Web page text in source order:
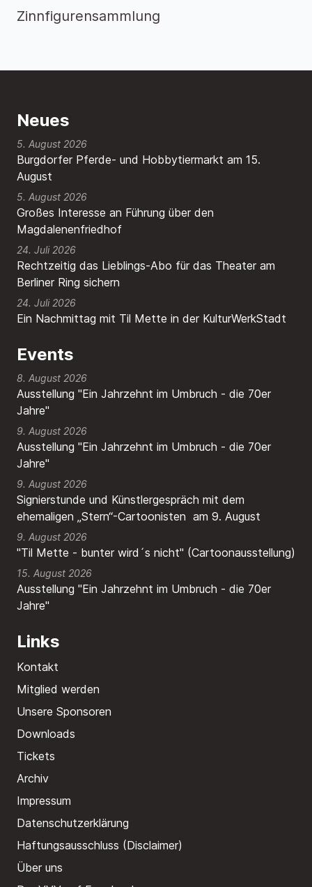
Zinnfigurensammlung
Neues
Burgdorfer Pferde- und Hobbytiermarkt am 15.
August
5. August 2026
Großes Interesse an Führung über den
Magdalenenfriedhof
5. August 2026
Rechtzeitig das Lieblings-Abo für das Theater am
Berliner Ring sichern
24. Juli 2026
Ein Nachmittag mit Til Mette in der KulturWerkStadt
24. Juli 2026
Events
8. August 2026
Ausstellung "Ein Jahrzehnt im Umbruch - die 70er
Jahre"
9. August 2026
Ausstellung "Ein Jahrzehnt im Umbruch - die 70er
Jahre"
9. August 2026
Signierstunde und Künstlergespräch mit dem
ehemaligen „Stern“-Cartoonisten am 9. August
9. August 2026
"Til Mette - bunter wird´s nicht" (Cartoonausstellung)
15. August 2026
Ausstellung "Ein Jahrzehnt im Umbruch - die 70er
Jahre"
Links
Kontakt
Mitglied werden
Unsere Sponsoren
Downloads
Tickets
Archiv
Impressum
Datenschutzerklärung
Haftungsausschluss (Disclaimer)
Über uns